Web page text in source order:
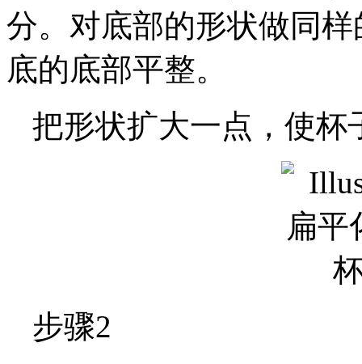
分。对底部的形状做同
底的底部平整。
把形状扩大一点，使杯
步骤2